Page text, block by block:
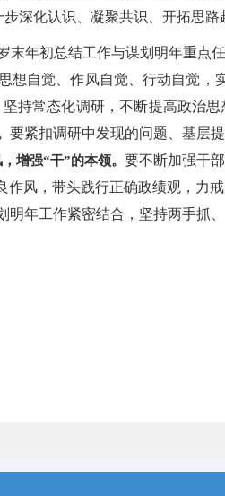
深化认识、凝聚共识、开拓思路
年初总结工作与谋划明年重点
自觉、作风自觉、行动自觉，
持常态化调研，不断提高政治
要紧扣调研中发现的问题、基层
增强“干”的本领。 要不断加强干
作风，带头践行正确政绩观，力
明年工作紧密结合，坚持两手抓